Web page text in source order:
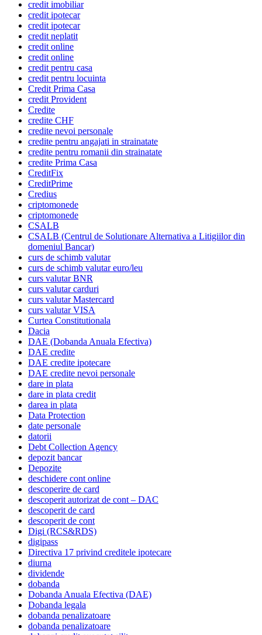
credit imobiliar
credit ipotecar
credit ipotecar
credit neplatit
credit online
credit online
credit pentru casa
credit pentru locuinta
Credit Prima Casa
credit Provident
Credite
credite CHF
credite nevoi personale
credite pentru angajati in strainatate
credite pentru romanii din strainatate
credite Prima Casa
CreditFix
CreditPrime
Credius
criptomonede
criptomonede
CSALB
CSALB (Centrul de Solutionare Alternativa a Litigiilor din
domeniul Bancar)
curs de schimb valutar
curs de schimb valutar euro/leu
curs valutar BNR
curs valutar carduri
curs valutar Mastercard
curs valutar VISA
Curtea Constitutionala
Dacia
DAE (Dobanda Anuala Efectiva)
DAE credite
DAE credite ipotecare
DAE credite nevoi personale
dare in plata
dare in plata credit
darea in plata
Data Protection
date personale
datorii
Debt Collection Agency
depozit bancar
Depozite
deschidere cont online
descoperire de card
descoperit autorizat de cont – DAC
descoperit de card
descoperit de cont
Digi (RCS&RDS)
digipass
Directiva 17 privind creditele ipotecare
diurna
dividende
dobanda
Dobanda Anuala Efectiva (DAE)
Dobanda legala
dobanda penalizatoare
dobanda penalizatoare